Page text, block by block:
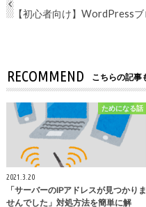
【初心者向け】WordPressブ
RECOMMEND こちらの記事
ためになる話
2021.3.20
「サーバーのIPアドレスが見つかりま
せんでした」対処方法を簡単に解